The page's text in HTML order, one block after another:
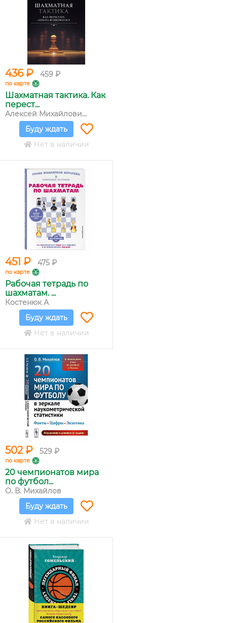
436 ₽ 459 ₽
по карте
Шахматная тактика. Как
перест...
Алексей Михайлови...
Буду ждать
Нет в наличии
451 ₽ 475 ₽
по карте
Рабочая тетрадь по
шахматам. ...
Костенюк А
Буду ждать
Нет в наличии
502 ₽ 529 ₽
по карте
20 чемпионатов мира
по футбол...
О. В. Михайлов
Буду ждать
Нет в наличии